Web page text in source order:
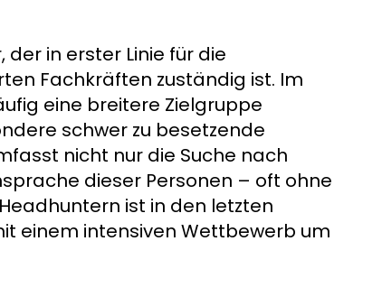
in erster Linie für die
Fachkräften zuständig ist. Im
eine breitere Zielgruppe
schwer zu besetzende
nicht nur die Suche nach
dieser Personen – oft ohne
ist in den letzten
einem intensiven Wettbewerb um